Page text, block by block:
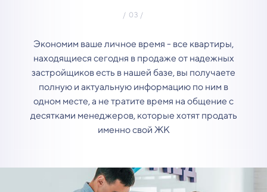
Экономим ваше личное время - все квартиры,
находящиеся сегодня в продаже от надежных
застройщиков есть в нашей базе, вы получаете
полную и актуальную информацию по ним в
одном месте, а не тратите время на общение с
десятками менеджеров, которые хотят продать
именно свой ЖК